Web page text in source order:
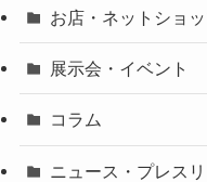
お店・ネットショ
展示会・イベント
コラム
ニュース・プレス